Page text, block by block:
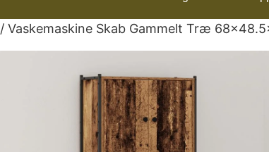
/ Vaskemaskine Skab Gammelt Træ